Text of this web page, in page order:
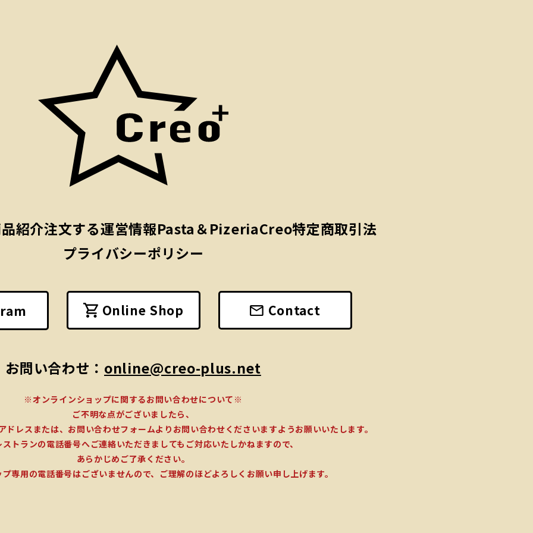
紹介注文する運営情報Pasta＆PizeriaCreo特定商取引法
プライバシーポリシー
Online Shop Contact
お問い合わせ： online@creo-plus.net
※オンラインショップに関するお問い合わせについて※
ご不明な点がございましたら、
ドレスまたは、お問い合わせフォームよりお問い合わせくださいますようお願いいたします。
トランの電話番号へご連絡いただきましてもご対応いたしかねますので、
あらかじめご了承ください。
専用の電話番号はございませんので、ご理解のほどよろしくお願い申し上げます。